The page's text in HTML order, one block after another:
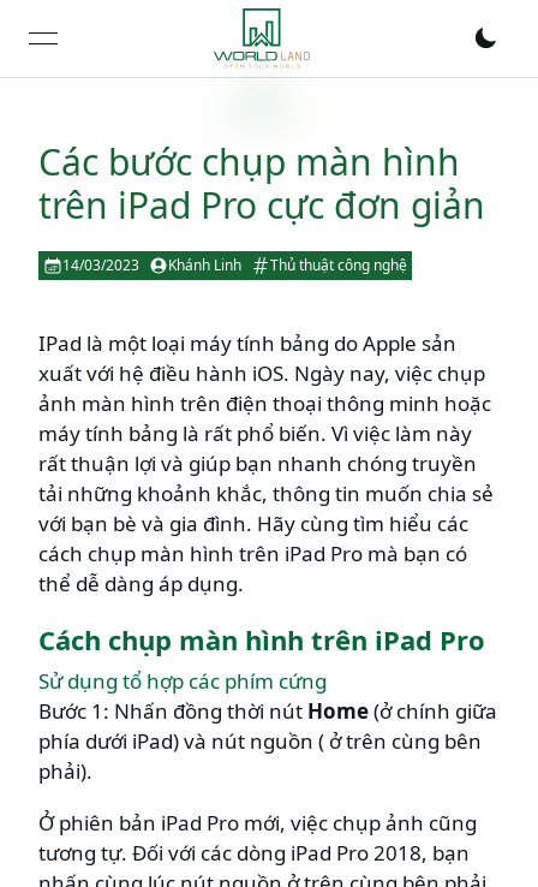
open navigation menu
Các bước chụp màn hình
trên iPad Pro cực đơn giản
14/03/2023 Khánh Linh Thủ thuật công nghệ
IPad là một loại máy tính bảng do Apple sản
xuất với hệ điều hành iOS. Ngày nay, việc chụp
ảnh màn hình trên điện thoại thông minh hoặc
máy tính bảng là rất phổ biến. Vì việc làm này
rất thuận lợi và giúp bạn nhanh chóng truyền
tải những khoảnh khắc, thông tin muốn chia sẻ
với bạn bè và gia đình. Hãy cùng tìm hiểu các
cách chụp màn hình trên iPad Pro mà bạn có
thể dễ dàng áp dụng.
Cách chụp màn hình trên iPad Pro
Sử dụng tổ hợp các phím cứng
Bước 1: Nhấn đồng thời nút Home(ở chính giữa
phía dưới iPad) và nút nguồn ( ở trên cùng bên
phải).
Ở phiên bản iPad Pro mới, việc chụp ảnh cũng
tương tự. Đối với các dòng iPad Pro 2018, bạn